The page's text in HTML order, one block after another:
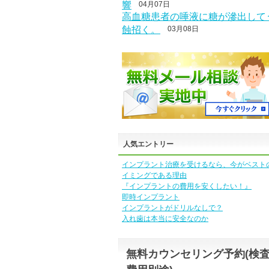
響 04月07日
高血糖患者の唾液に糖が滲出して
蝕招く。 03月08日
人気エントリー
インプラント治療を受けるなら、今がベスト
イミングである理由
『インプラントの費用を安くしたい！』
即時インプラント
インプラントがドリルなしで？
入れ歯は本当に安全なのか
無料カウンセリング予約(検